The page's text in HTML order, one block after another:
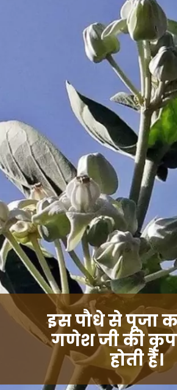
इस पौधे से पूजा
गणेश जी की कृपा
होती है।